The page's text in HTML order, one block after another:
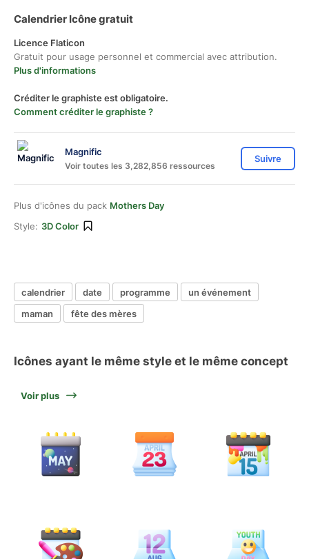
Calendrier Icône gratuit
Licence Flaticon
Gratuit pour usage personnel et commercial avec attribution.
Plus d'informations
Créditer le graphiste est obligatoire.
Comment créditer le graphiste ?
Magnific
Voir toutes les 3,282,856 ressources
Suivre
Plus d'icônes du pack Mothers Day
Style: 3D Color
calendrier date programme
un événement
maman
fête des mères
Icônes ayant le même style et le même concept
Voir plus